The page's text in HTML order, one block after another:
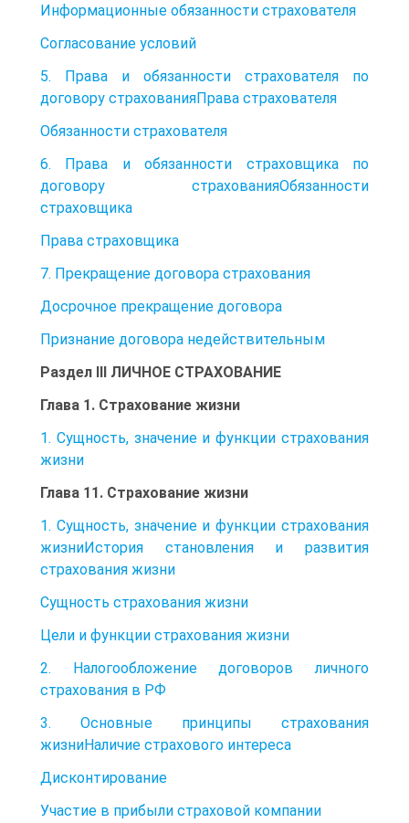
Информационные обязанности страхователя
Согласование условий
5. Права и обязанности страхователя по
договору страхованияПрава страхователя
Обязанности страхователя
6. Права и обязанности страховщика по
договору страхованияОбязанности
страховщика
Права страховщика
7. Прекращение договора страхования
Досрочное прекращение договора
Признание договора недействительным
Раздел III ЛИЧНОЕ СТРАХОВАНИЕ
Глава 1. Страхование жизни
1. Сущность, значение и функции страхования
жизни
Глава 11. Страхование жизни
1. Сущность, значение и функции страхования
жизниИстория становления и развития
страхования жизни
Сущность страхования жизни
Цели и функции страхования жизни
2. Налогообложение договоров личного
страхования в РФ
3. Основные принципы страхования
жизниНаличие страхового интереса
Дисконтирование
Участие в прибыли страховой компании